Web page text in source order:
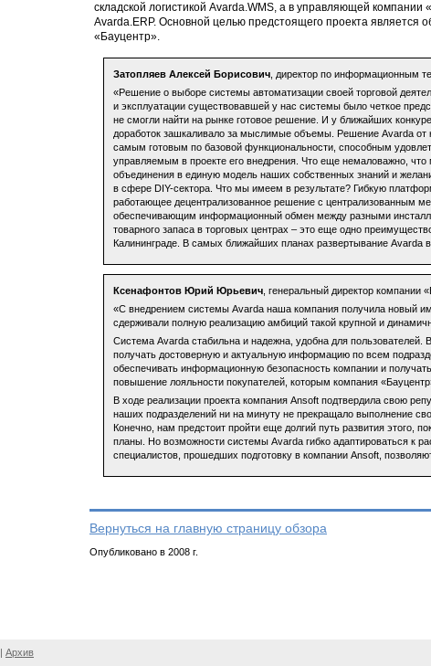
складской логистикой Avarda.WMS, а в управляющей
Avarda.ERP. Основной целью предстоящего проекта является
«Бауцентр».
Затопляев Алексей Борисович , директор по информационным
«Решение о выборе системы автоматизации своей торговой
и эксплуатации существовавшей у нас системы было четкое
не смогли найти на рынке готовое решение. И у ближайших
доработок зашкаливало за мыслимые объемы. Решение Avarda от
самым готовым по базовой функциональности, способным
управляемым в проекте его внедрения. Что еще немаловажно,
объединения в единую модель наших собственных знаний и
в сфере DIY-сектора. Что мы имеем в результате? Гибкую
работающее децентрализованное решение с централизованным
обеспечивающим информационный обмен между разными
товарного запаса в торговых центрах – это еще одно
Калининграде. В самых ближайших планах развертывание Avarda
Ксенафонтов Юрий Юрьевич , генеральный директор компании
«С внедрением системы Avarda наша компания получила новый
сдерживали полную реализацию амбиций такой крупной и
Система Avarda стабильна и надежна, удобна для
получать достоверную и актуальную информацию по всем
обеспечивать информационную безопасность компании и
повышение лояльности покупателей, которым компания
В ходе реализации проекта компания Ansoft подтвердила свою
наших подразделений ни на минуту не прекращало выполнение
Конечно, нам предстоит пройти еще долгий путь развития
планы. Но возможности системы Avarda гибко адаптироваться к
специалистов, прошедших подготовку в компании Ansoft,
Вернуться на главную страницу обзора
Опубликовано в 2008 г.
| Архив